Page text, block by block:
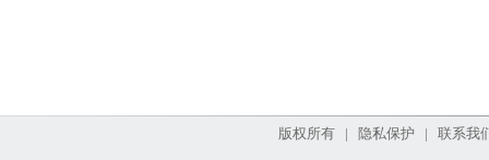
版权所有 | 隐私保护 | 联系